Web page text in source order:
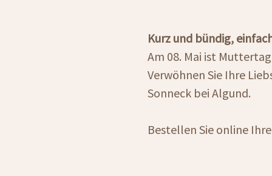
Kurz und bündig,
Am 08. Mai ist
Verwöhnen Sie Ihre
Sonneck bei Algund.
Bestellen Sie online